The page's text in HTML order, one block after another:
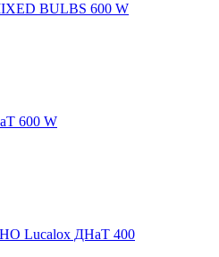
BULBS 600 W
600 W
Lucalox ДНаТ 400